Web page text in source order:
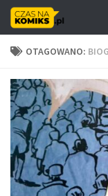
Skip to content
OTAGOWANO: